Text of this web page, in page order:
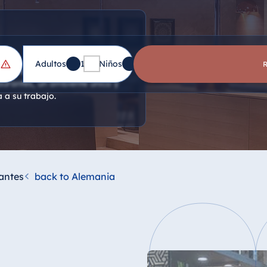
de desayuno, las
un ambiente único y
a su trabajo.
Adultos 1 Niños
back to Alemania